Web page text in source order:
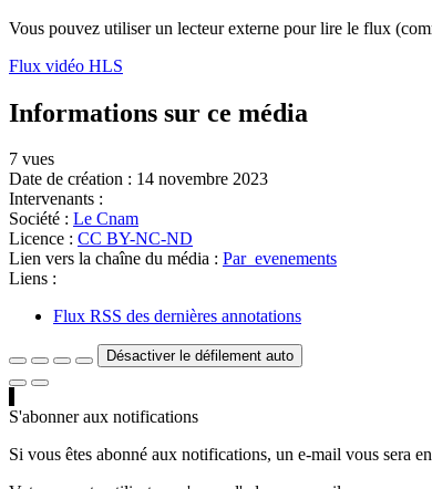
Vous pouvez utiliser un lecteur externe pour lire le flux
Flux vidéo HLS
Informations sur ce média
7 vues
Date de création : 14 novembre 2023
Intervenants :
Société : Le Cnam
Licence : CC BY-NC-ND
Lien vers la chaîne du média : Par_evenements
Liens :
Flux RSS des dernières annotations
Désactiver le défilement auto
S'abonner aux notifications
Si vous êtes abonné aux notifications, un e-mail vous sera